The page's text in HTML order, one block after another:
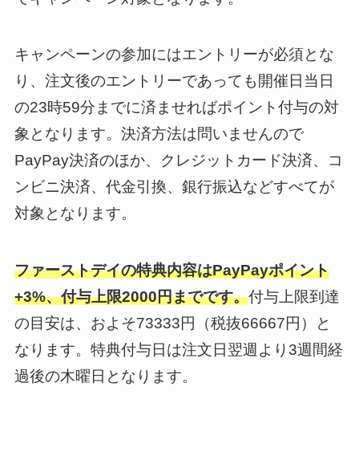
キャンペーンの参加にはエントリーが必須とな
り、注文後のエントリーであっても開催日当日
の23時59分までに済ませればポイント付与の対
象となります。決済方法は問いませんので
PayPay決済のほか、クレジットカード決済、コ
ンビニ決済、代金引換、銀行振込などすべてが
対象となります。
ファーストデイの特典内容はPayPayポイント
+3%、付与上限2000円までです。付与上限到達
の目安は、およそ73333円（税抜66667円）と
なります。特典付与日は注文日翌週より3週間経
過後の木曜日となります。